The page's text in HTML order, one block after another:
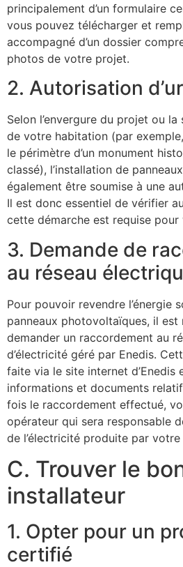
principalement d’un formulaire
vous pouvez télécharger et
accompagné d’un dossier
photos de votre projet.
2. Autorisation
Selon l’envergure du projet ou
de votre habitation (par
le périmètre d’un monument
classé), l’installation de
également être soumise à une
Il est donc essentiel de vérifier
cette démarche est requise
3. Demande de
au réseau
Pour pouvoir revendre l’énergie
panneaux photovoltaïques, il est
demander un raccordement au
d’électricité géré par Enedis.
faite via le site internet d’Enedis
informations et documents
fois le raccordement effectué,
opérateur qui sera responsable
de l’électricité produite par
C. Trouver le
installateur
1. Opter pour un
certifié